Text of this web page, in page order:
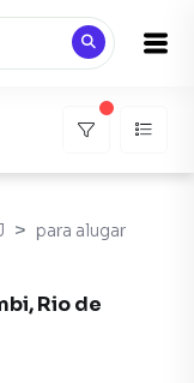
para alugar
Rio de